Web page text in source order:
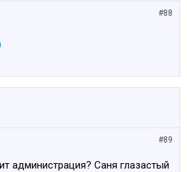
#88
#89
администрация? Саня глазастый